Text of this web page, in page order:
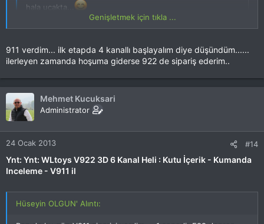
hala uçakta...
Genişletmek için tıkla ...
Hehhh tamam, virüsü kaptın artık bundan sonra geri dönüş zor.
Hepsinin yeri başka elbette. Biz birazda işi tatlı bir rekabete
döküp eğlenelim istiyoruz.
İnşallah modeline biran önce kavuşur, keyiflede uçarsın.
911 mi sipariş ettin 922 mi ?
Genişletmek için tıkla ...
911 verdim... ilk etapda 4 kanallı başlayalım diye düşündüm......
ilerleyen zamanda hoşuma giderse 922 de sipariş ederim..
Mehmet Kucuksari
Administrator
24 Ocak 2013 #14
Ynt: Ynt: WLtoys V922 3D 6 Kanal Heli : Kutu İçerik - Kumanda
Inceleme - V911 il
Hüseyin OLGUN' Alıntı: